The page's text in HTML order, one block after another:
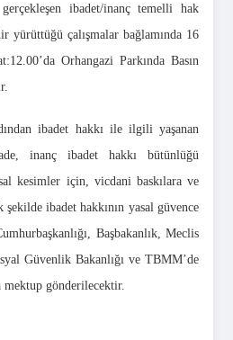
ibadet/inanç temelli hak
çalışmalar bağlamında 16
Orhangazi Parkında Basın
ibadet hakkı ile ilgili yaşanan
inanç ibadet hakkı bütünlüğü
kesimler için, vicdani baskılara ve
ibadet hakkının yasal güvence
Başbakanlık, Meclis
Güvenlik Bakanlığı ve TBMM’de
mektup gönderilecektir.